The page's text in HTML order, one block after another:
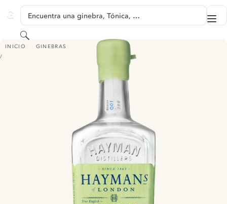
GINVENTORY
Encuentra una ginebra, Tónica, …
Buscar
INICIO GINEBRAS
HAYMAN'S HOPPED GIN - BARTENDER'S RELEASE 2019